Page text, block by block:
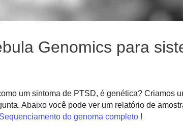
Genomics para
um sintoma de PTSD, é genética? Criamos
Abaixo você pode ver um relatório de
Sequenciamento do genoma completo !